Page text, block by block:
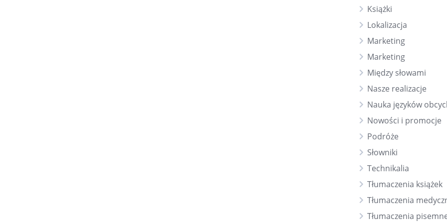
Książki
Lokalizacja
Marketing
Marketing
Między słowami
Nasze realizacje
Nauka języków
Nowości i promocje
Podróże
Słowniki
Technikalia
Tłumaczenia książek
Tłumaczenia
Tłumaczenia